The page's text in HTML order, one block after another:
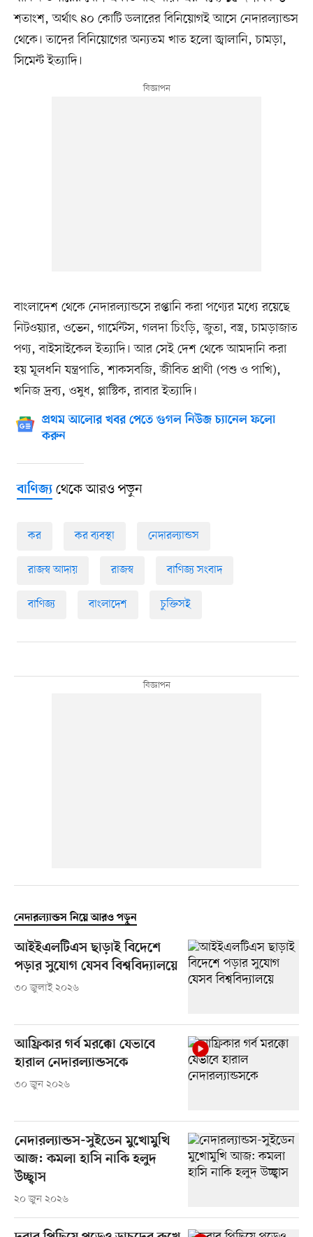
শতাংশ, অর্থাৎ ৪০ কোটি ডলারের বিনিয়োগই আসে নেদারল্যান্ডস
থেকে। তাদের বিনিয়োগের অন্যতম খাত হলো জ্বালানি, চামড়া,
সিমেন্ট ইত্যাদি।
বাংলাদেশ থেকে নেদারল্যান্ডসে রপ্তানি করা পণ্যের মধ্যে রয়েছে
নিটওয়্যার, ওভেন, গার্মেন্টস, গলদা চিংড়ি, জুতা, বস্ত্র, চামড়াজাত
পণ্য, বাইসাইকেল ইত্যাদি। আর সেই দেশ থেকে আমদানি করা
হয় মূলধনি যন্ত্রপাতি, শাকসবজি, জীবিত প্রাণী (পশু ও পাখি),
খনিজ দ্রব্য, ওষুধ, প্লাস্টিক, রাবার ইত্যাদি।
প্রথম আলোর খবর পেতে গুগল নিউজ চ্যানেল ফলো
করুন
বাণিজ্যথেকে আরও পড়ুন
কর কর ব্যবস্থা নেদারল্যান্ডস
রাজস্ব আদায় রাজস্ব বাণিজ্য সংবাদ
বাণিজ্য বাংলাদেশ চুক্তিসই
নেদারল্যান্ডস নিয়ে আরও পড়ুন
আইইএলটিএস ছাড়াই বিদেশে
পড়ার সুযোগ যেসব বিশ্ববিদ্যালয়ে
৩০ জুলাই ২০২৬
আফ্রিকার গর্ব মরক্কো যেভাবে
হারাল নেদারল্যান্ডসকে
৩০ জুন ২০২৬
নেদারল্যান্ডস-সুইডেন মুখোমুখি
আজ: কমলা হাসি নাকি হলুদ
উচ্ছ্বাস
২০ জুন ২০২৬